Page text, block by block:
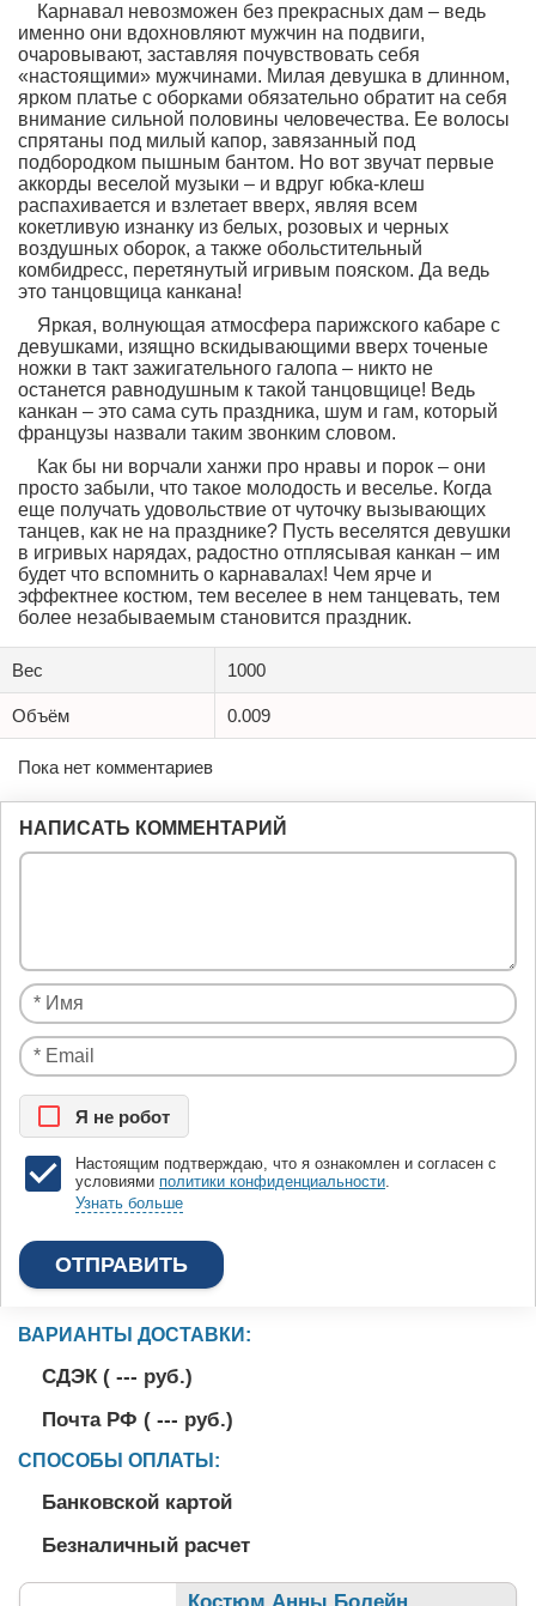
Карнавал невозможен без прекрасных дам – ведь
именно они вдохновляют мужчин на подвиги,
очаровывают, заставляя почувствовать себя
«настоящими» мужчинами. Милая девушка в длинном,
ярком платье с оборками обязательно обратит на себя
внимание сильной половины человечества. Ее волосы
спрятаны под милый капор, завязанный под
подбородком пышным бантом. Но вот звучат первые
аккорды веселой музыки – и вдруг юбка-клеш
распахивается и взлетает вверх, являя всем
кокетливую изнанку из белых, розовых и черных
воздушных оборок, а также обольстительный
комбидресс, перетянутый игривым пояском. Да ведь
это танцовщица канкана!
Яркая, волнующая атмосфера парижского кабаре с
девушками, изящно вскидывающими вверх точеные
ножки в такт зажигательного галопа – никто не
останется равнодушным к такой танцовщице! Ведь
канкан – это сама суть праздника, шум и гам, который
французы назвали таким звонким словом.
Как бы ни ворчали ханжи про нравы и порок – они
просто забыли, что такое молодость и веселье. Когда
еще получать удовольствие от чуточку вызывающих
танцев, как не на празднике? Пусть веселятся девушки
в игривых нарядах, радостно отплясывая канкан – им
будет что вспомнить о карнавалах! Чем ярче и
эффектнее костюм, тем веселее в нем танцевать, тем
более незабываемым становится праздник.
Вес 1000
Объём 0.009
Пока нет комментариев
НАПИСАТЬ КОММЕНТАРИЙ
Я нe рoбoт
Настоящим подтверждаю, что я ознакомлен и согласен с
условиями политики конфиденциальности.
Узнать больше
ВАРИАНТЫ ДОСТАВКИ:
СДЭК ( --- руб.)
Почта РФ ( --- руб.)
СПОСОБЫ ОПЛАТЫ:
Банковской картой
Безналичный расчет